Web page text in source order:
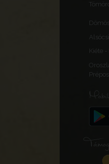
Kiéte